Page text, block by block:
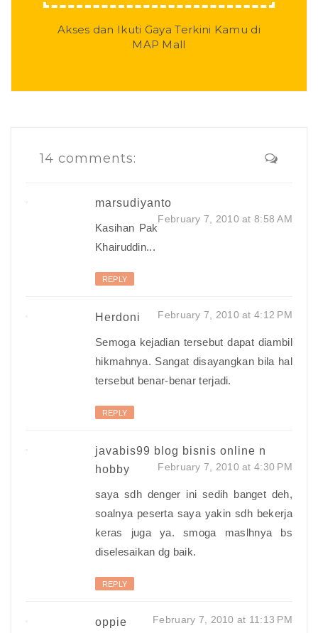
Akses dan Ikuti Gaya Terkini Kamu di
MAP Mall
14 comments:
marsudiyanto
February 7, 2010 at 8:58 AM
Kasihan Pak
Khairuddin...
REPLY
Herdoni February 7, 2010 at 4:12 PM
Semoga kejadian tersebut dapat diambil
hikmahnya. Sangat disayangkan bila hal
tersebut benar-benar terjadi.
REPLY
javabis99 blog bisnis online n
hobby
February 7, 2010 at 4:30 PM
saya sdh denger ini sedih banget deh,
soalnya peserta saya yakin sdh bekerja
keras juga ya. smoga maslhnya bs
diselesaikan dg baik.
REPLY
oppie February 7, 2010 at 11:13 PM